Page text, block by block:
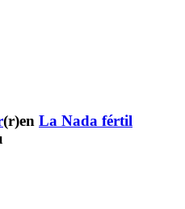
(r)en La Nada fértil